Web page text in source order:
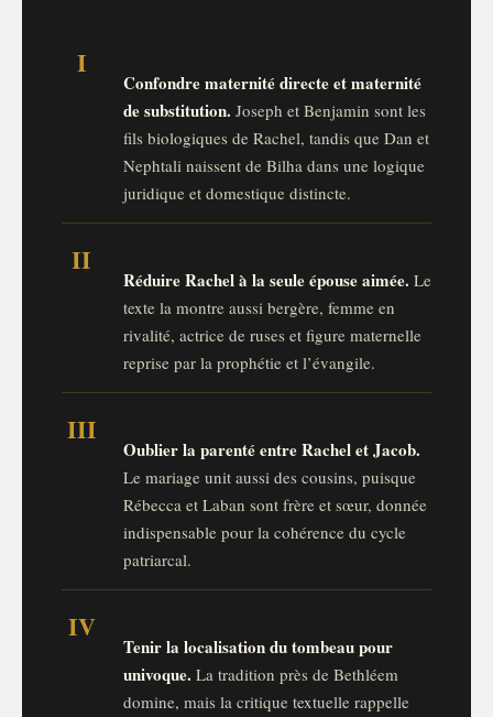
I
Confondre maternité directe et maternité
de substitution. Joseph et Benjamin sont les
fils biologiques de Rachel, tandis que Dan et
Nephtali naissent de Bilha dans une logique
juridique et domestique distincte.
II
Réduire Rachel à la seule épouse aimée. Le
texte la montre aussi bergère, femme en
rivalité, actrice de ruses et figure maternelle
reprise par la prophétie et l’évangile.
III
Oublier la parenté entre Rachel et Jacob.
Le mariage unit aussi des cousins, puisque
Rébecca et Laban sont frère et sœur, donnée
indispensable pour la cohérence du cycle
patriarcal.
IV
Tenir la localisation du tombeau pour
univoque. La tradition près de Bethléem
domine, mais la critique textuelle rappelle